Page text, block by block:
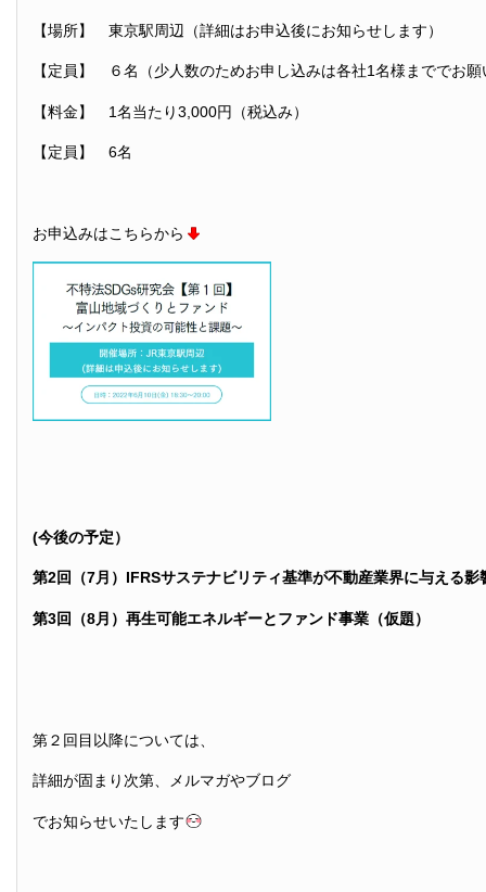
【場所】 東京駅周辺（詳細はお申込後にお知らせします）
【定員】 ６名（少人数のためお申し込みは各社1名様まででお
【料金】 1名当たり3,000円（税込み）
【定員】 6名
お申込みはこちらから
(今後の予定）
第2回（7月）IFRSサステナビリティ基準が不動産業界に与える影
第3回（8月）再生可能エネルギーとファンド事業（仮題）
第２回目以降については、
詳細が固まり次第、メルマガやブログ
でお知らせいたします